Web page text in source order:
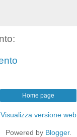
Home page
Visualizza versione web
Powered by Blogger.